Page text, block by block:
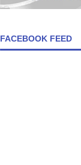
FACEBOOK FEED